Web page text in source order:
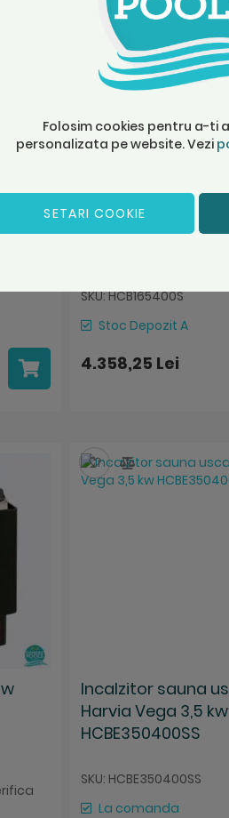
Incalzitor sauna
Harvia Pro 16.5 kw
SKU: HCB165400S
Stoc Depozit A
4.358,25 Lei
Incalzitor sauna
Harvia Vega 3,5 kw
HCBE350400SS
SKU: HCBE350400SS
La comanda
SalveazaCompara
Folosim cookies pentru a-ti
personalizata pe website. Vezi
SETARI COOKIE